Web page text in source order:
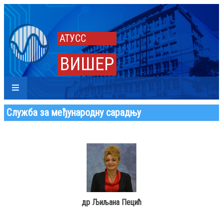
АТУСС
ВИШЕР
Служба за међународну сарадњу
др Љиљана Пецић